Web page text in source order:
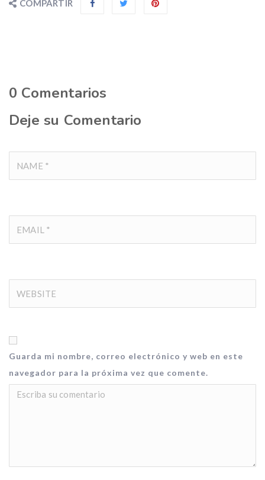
COMPARTIR
0 Comentarios
Deje su Comentario
Guarda mi nombre, correo electrónico y web en este
navegador para la próxima vez que comente.